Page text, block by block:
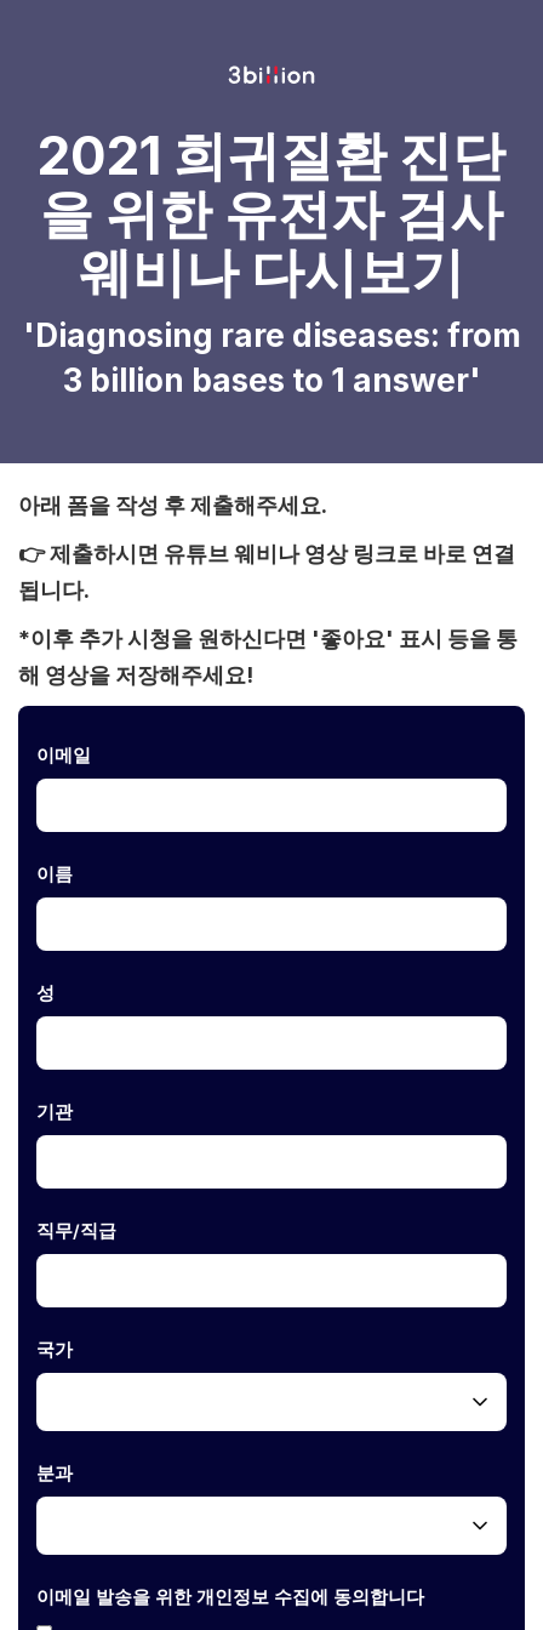
2021 희귀질환 진단
을 위한 유전자 검사
웨비나 다시보기
'Diagnosing rare diseases: from
3 billion bases to 1 answer'
아래 폼을 작성 후 제출해주세요.
👉 제출하시면 유튜브 웨비나 영상 링크로 바로 연결
됩니다.
*이후 추가 시청을 원하신다면 '좋아요' 표시 등을 통
해 영상을 저장해주세요!
이메일
이름
성
기관
직무/직급
국가
분과
이메일 발송을 위한 개인정보 수집에 동의합니다